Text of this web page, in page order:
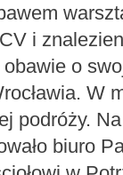
i
o
W
podróży.
biuro